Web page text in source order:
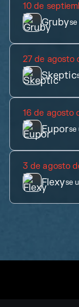
10 de
Grubyse
27 de agosto
Skeptic
16 de agosto
Euporse
3 de agosto
Flexyse